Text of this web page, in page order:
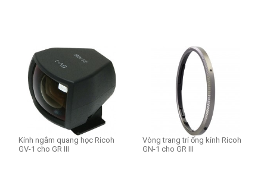
Kính ngắm quang học Ricoh
GV-1 cho GR III
Vòng trang trí ống kính Ricoh
GN-1 cho GR III